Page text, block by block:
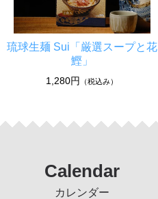
琉球生麺 Sui「厳選スープと花
鰹」
1,280円 （税込み）
Calendar
カレンダー